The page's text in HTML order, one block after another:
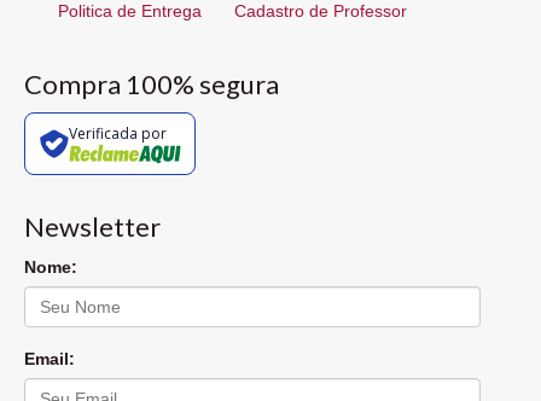
Politica de Entrega Cadastro de Professor
Compra 100% segura
Verificada por
Newsletter
Nome:
Email: